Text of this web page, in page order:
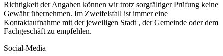
Richtigkeit der Angaben können wir trotz sorgfältiger Prüfung keine
Gewähr übernehmen. Im Zweifelsfall ist immer eine
Kontaktaufnahme mit der jeweiligen Stadt , der Gemeinde oder dem
Fachgeschäft zu empfehlen.
Social-Media